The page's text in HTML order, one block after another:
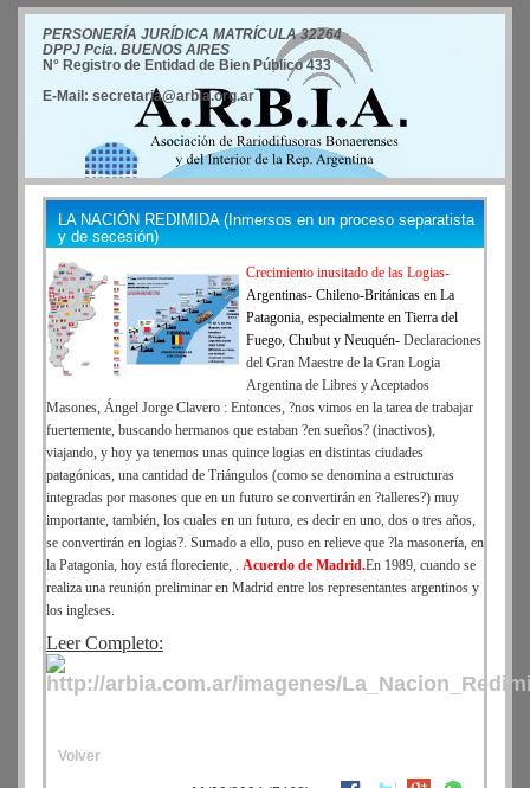
PERSONERÍA JURÍDICA MATRÍCULA 32264
DPPJ Pcia. BUENOS AIRES
N° Registro de Entidad de Bien Público 433
E-Mail: secretaria@arbia.org.ar
LA NACIÓN REDIMIDA (Inmersos en un proceso separatista
y de secesión)
Crecimiento inusitado de las Logias-
Argentinas- Chileno-Británicas en La
Patagonia, especialmente en Tierra del
Fuego, Chubut y Neuquén- Declaraciones
del Gran Maestre de la Gran Logia
Argentina de Libres y Aceptados
Masones, Ángel Jorge Clavero : Entonces, ?nos vimos en la tarea de trabajar
fuertemente, buscando hermanos que estaban ?en sueños? (inactivos),
viajando, y hoy ya tenemos unas quince logias en distintas ciudades
patagónicas, una cantidad de Triángulos (como se denomina a estructuras
integradas por masones que en un futuro se convertirán en ?talleres?) muy
importante, también, los cuales en un futuro, es decir en uno, dos o tres años,
se convertirán en logias?. Sumado a ello, puso en relieve que ?la masonería, en
la Patagonia, hoy está floreciente, . Acuerdo de Madrid.En 1989, cuando se
realiza una reunión preliminar en Madrid entre los representantes argentinos y
los ingleses.
Leer Completo:
Volver